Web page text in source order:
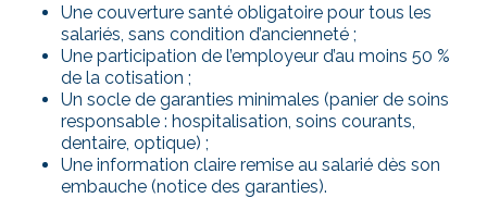
Une couverture santé obligatoire pour tous les
salariés, sans condition d’ancienneté ;
Une participation de l’employeur d’au moins 50 %
de la cotisation ;
Un socle de garanties minimales (panier de soins
responsable : hospitalisation, soins courants,
dentaire, optique) ;
Une information claire remise au salarié dès son
embauche (notice des garanties).